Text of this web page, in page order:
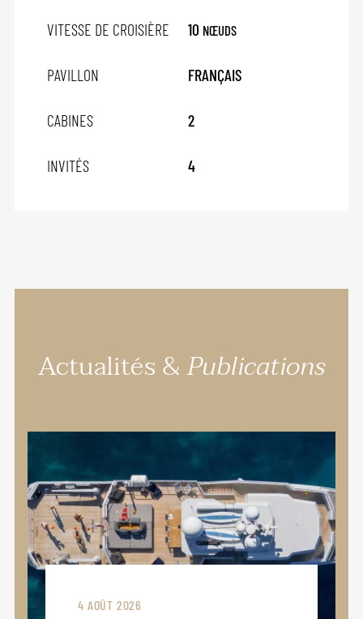
VITESSE DE CROISIÈRE 10 NŒUDS
PAVILLON FRANÇAIS
CABINES 2
INVITÉS 4
Actualités &Publications
4 AOÛT 2026